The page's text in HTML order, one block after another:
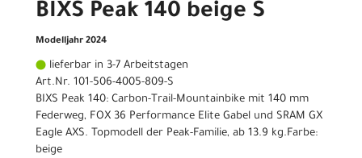
BIXS Peak 140 beige S
Modelljahr 2024
lieferbar in 3-7 Arbeitstagen
Art.Nr. 101-506-4005-809-S
BIXS Peak 140: Carbon-Trail-Mountainbike mit 140 mm
Federweg, FOX 36 Performance Elite Gabel und SRAM GX
Eagle AXS. Topmodell der Peak-Familie, ab 13.9 kg.Farbe:
beige